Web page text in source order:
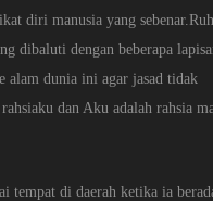
diri manusia yang
dibaluti dengan beberapa
alam dunia ini agar jasad tidak
dan Aku adalah rahsia
tempat di daerah ketika ia